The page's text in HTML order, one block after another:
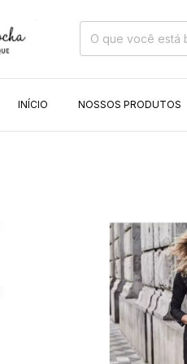
INÍCIO NOSSOS PRODUTOS